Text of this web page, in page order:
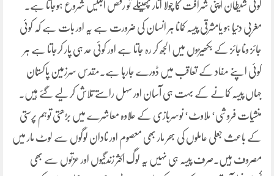
کوئی شیطان اپنی شرافت کا چولا اتار پھینکے تو رقص ابلیس شروع ہوجاتا ہے۔
مغربی دنیا ہو یامشرقی پیسہ کمانا ہر انسان کی ضرورت ہے یہ اور بات ہے کہ کوئی
جائز وناجائز کے بکھیڑوں میں الجھ کر رہ جاتا ہے اور کوئی حد ہی پار کرجاتا ہے ہر
کوئی اپنے مفاد کے تعاقب میں ڈورے جارہا ہے۔مقدس سرزمین پاکستان
جہاں پیسہ کمانے کے بہت ہی آسان اور سہل راستے تلاش کر لیے گئے ہیں۔
منشیات فروشی‘ ملاوٹ‘ نوسربازی کے علاوہ معاشرے میں بڑھتی توہم پرستی
کے باعث جعلی عاملوں کی بھر مار بھی معصوم اور نادان لوگوں سے لوٹ مار میں
مصروف ہیں۔صرف پیسہ ہی نہیں یہ لوگ اکثر زندگیوں اور عزتوں سے بھی